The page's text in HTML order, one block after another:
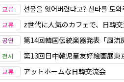
선물을 잃어버렸다고? 산타를 도
z世代に人気のカフェで、日韓
第14回韓国伝統楽器発表「風流
第13回日中韓児童友好絵画展東
アットホームな日韓交流会